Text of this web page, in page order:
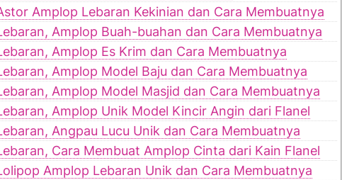
Amplop Lebaran Kekinian dan Cara Membuatnya
Amplop Buah-buahan dan Cara Membuatnya
Amplop Es Krim dan Cara Membuatnya
Amplop Model Baju dan Cara Membuatnya
Amplop Model Masjid dan Cara Membuatnya
Amplop Unik Model Kincir Angin dari Flanel
Angpau Lucu Unik dan Cara Membuatnya
Cara Membuat Amplop Cinta dari Kain Flanel
Amplop Lebaran Unik dan Cara Membuatnya